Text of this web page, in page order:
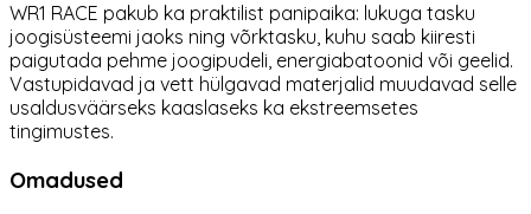
WR1 RACE pakub ka praktilist panipaika: lukuga tasku
joogisüsteemi jaoks ning võrktasku, kuhu saab kiiresti
paigutada pehme joogipudeli, energiabatoonid või geelid.
Vastupidavad ja vett hülgavad materjalid muudavad selle
usaldusväärseks kaaslaseks ka ekstreemsetes
tingimustes.
Omadused